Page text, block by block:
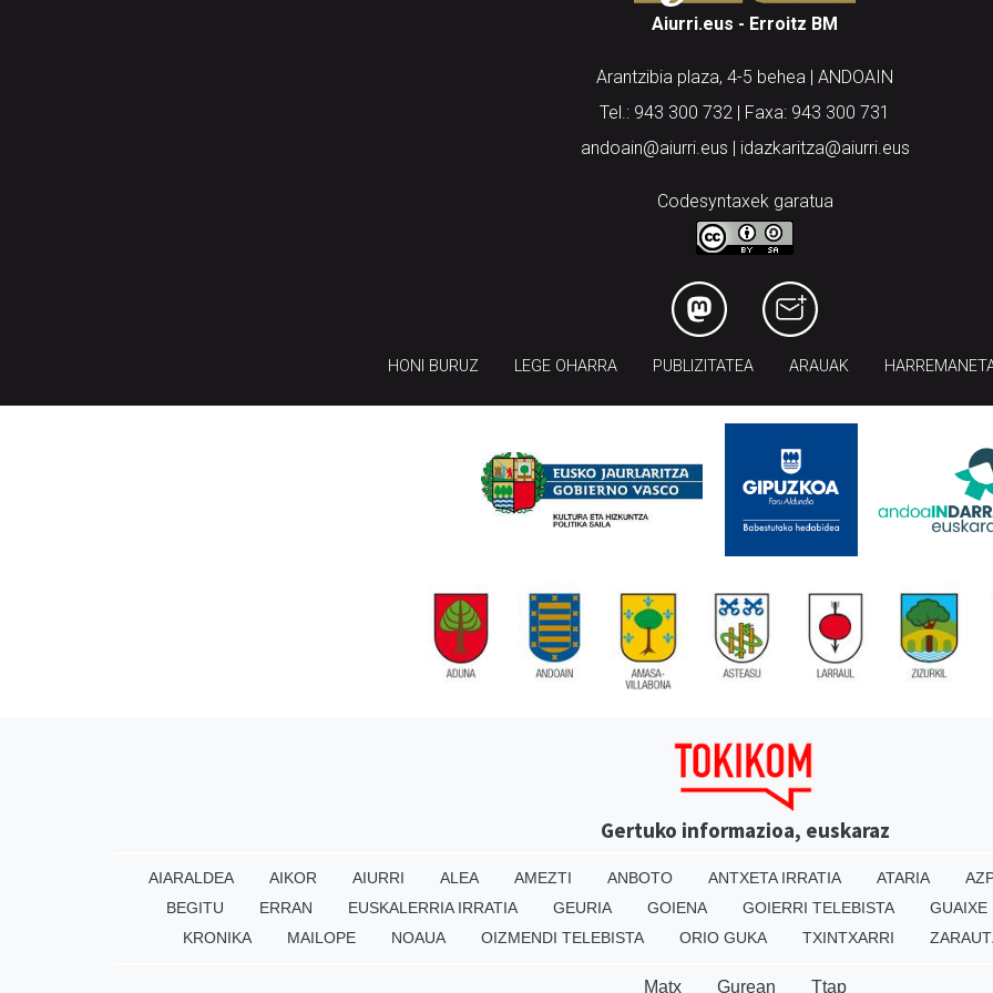
Aiurri.eus - Erroitz BM
Arantzibia plaza, 4-5 behea | ANDOAIN
Tel.: 943 300 732 | Faxa: 943 300 731
andoain@aiurri.eus | idazkaritza@aiurri.eus
Codesyntaxek garatua
HONI BURUZ LEGE OHARRA PUBLIZITATEA ARAUAK
Gertuko informazioa, euskaraz
AIARALDEA AIKOR AIURRI ALEA AMEZTI ANBOTO ANTXETA IRRATIA ATARIA
BEGITU
ERRAN EUSKALERRIA IRRATIA GEURIA GOIENA GOIERRI TELEBISTA GUAIXE
KRONIKA
MAILOPE NOAUA OIZMENDI TELEBISTA ORIO GUKA TXINTXARRI
Matx Gurean Ttap